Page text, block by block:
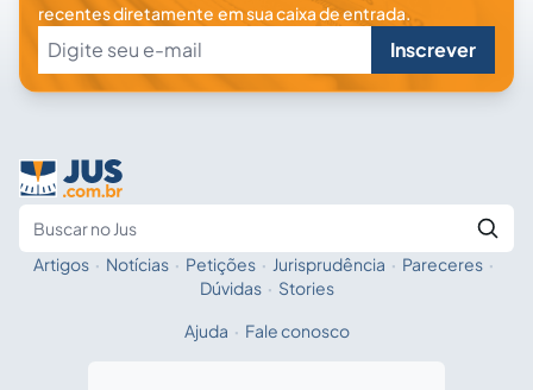
recentes diretamente em sua caixa de entrada.
Inscrever
Fale com a IA
Artigos · Notícias · Petições · Jurisprudência · Pareceres ·
Dúvidas · Stories
Ajuda · Fale conosco